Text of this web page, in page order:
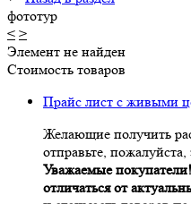
фототур
< >
Элемент не найден
Стоимость товаров
Прайс лист с живыми
Желающие получить
отправьте, пожалуйста,
Уважаемые
отличаться от